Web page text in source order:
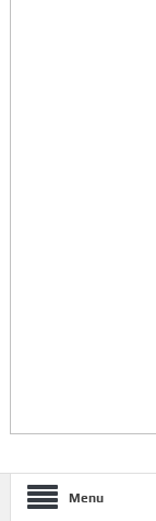
Menu